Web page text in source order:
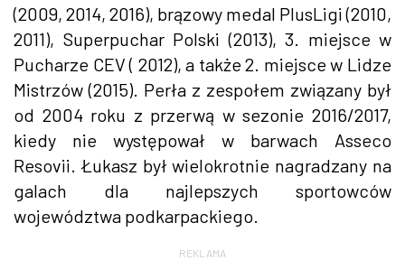
(2009, 2014, 2016), brązowy medal PlusLigi (2010,
2011), Superpuchar Polski (2013), 3. miejsce w
Pucharze CEV ( 2012), a także 2. miejsce w Lidze
Mistrzów (2015). Perła z zespołem związany był
od 2004 roku z przerwą w sezonie 2016/2017,
kiedy nie występował w barwach Asseco
Resovii. Łukasz był wielokrotnie nagradzany na
galach dla najlepszych sportowców
województwa podkarpackiego.
REKLAMA